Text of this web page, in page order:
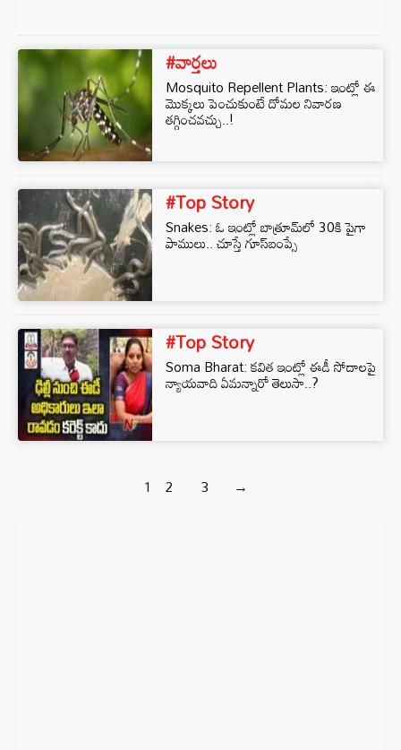
#వార్తలు
Mosquito Repellent Plants: ఇంట్లో ఈ
మొక్కలు పెంచుకుంటే దోమల నివారణ
తగ్గించవచ్చు..!
#Top Story
Snakes: ఓ ఇంట్లో బాత్రూమ్⁬లో 30కి పైగా
పాములు.. చూస్తే గూస్⁭బంప్సే
#Top Story
Soma Bharat: కవిత ఇంట్లో ఈడీ సోదాలపై
న్యాయవాది ఏమన్నారో తెలుసా..?
1 2 3 →